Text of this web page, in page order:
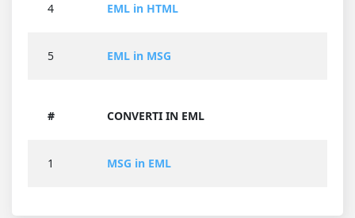
4 EML in HTML
5 EML in MSG
# CONVERTI IN EML
1 MSG in EML